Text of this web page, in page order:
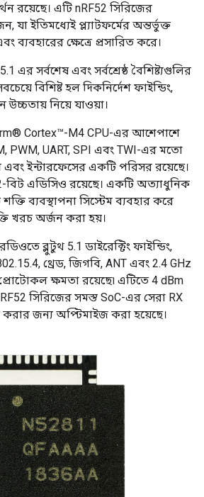
রয়েছে। এটি nRF52 সিরিজের
যা ইতিমধ্যেই প্ল্যাটফর্মের অন্তর্ভুক্ত
ব্যবহারের ক্ষেত্রে প্রসারিত করে।
এর সর্বশেষ এবং সর্বশ্রেষ্ঠ বৈশিষ্ট্যগুলির
বিশিষ্ট হল দিকনির্দেশ ফাইন্ডিং,
নিয়ে যাওয়া।
Cortex™-M4 CPU-এর আশেপাশে
PWM, UART, SPI এবং TWI-এর মতো
ইন্টারফেসের একটি পরিসর রয়েছে।
বিট এডিসিও রয়েছে। একটি অত্যাধুনিক
ব্যবস্থাপনা সিস্টেম ব্যবহার করে
খরচ অর্জন করা হয়।
ব্লুটুথ 5.1 ডাইরেক্টিং ফাইন্ডিং,
থ্রেড, জিগবি, ANT এবং 2.4 GHz
ক্ষমতা রয়েছে৷ এটিতে 4 dBm
সিরিজের সমস্ত SoC-এর সেরা RX
জন্য অপ্টিমাইজ করা হয়েছে।